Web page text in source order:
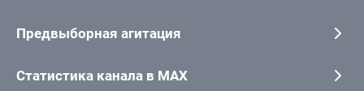
Предвыборная агитация
Статистика канала в MAX